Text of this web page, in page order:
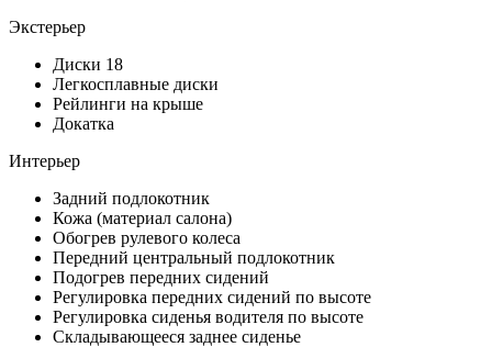
Экстерьер
Диски 18
Легкосплавные диски
Рейлинги на крыше
Докатка
Интерьер
Задний подлокотник
Кожа (материал салона)
Обогрев рулевого колеса
Передний центральный подлокотник
Подогрев передних сидений
Регулировка передних сидений по высоте
Регулировка сиденья водителя по высоте
Складывающееся заднее сиденье